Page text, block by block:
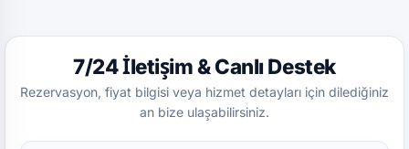
7/24 İletişim & Canlı Destek
Rezervasyon, fiyat bilgisi veya hizmet detayları için dilediğiniz
an bize ulaşabilirsiniz.